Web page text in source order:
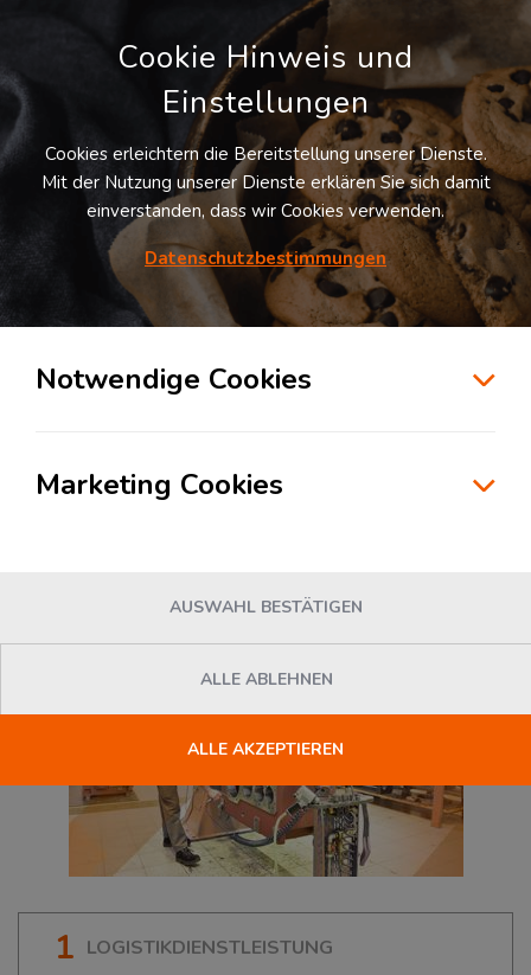
Möchten Sie diesen Suchauftrag
speichern und automatisch über neue
Standorte informiert werden?
Germersheim
1 LOGISTIKDIENSTLEISTUNG
Cookie Hinweis und
Einstellungen
Cookies erleichtern die Bereitstellung unserer Dienste.
Mit der Nutzung unserer Dienste erklären Sie sich damit
einverstanden, dass wir Cookies verwenden.
Datenschutzbestimmungen
Notwendige Cookies
Marketing Cookies
AUSWAHL BESTÄTIGEN
ALLE ABLEHNEN
ALLE AKZEPTIEREN